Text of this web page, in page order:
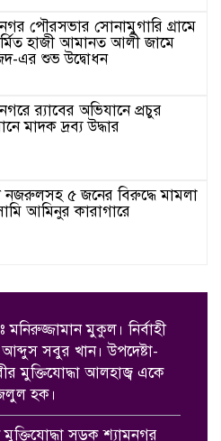
পৌরসভার সোনামুগারি গ্রামে
হাজী আমানত আলী জামে
এর শুভ উদ্বোধন
র‍্যাবের অভিযানে প্রচুর
মাদক দ্রব্য উদ্ধার
নজরুলসহ ৫ জনের বিরুদ্ধে মামলা
আমিনুর কারাগারে
নজরুল ইসলামকে জামায়াতে
জেলা সাহিত্য পরিষদের
রবীন্দ্র-নজরুল জন্মজয়ন্তী
পালন
মুকুল। নির্বাহী
আব্দুস সবুর খান।উপদেষ্টা-
মুক্তিযোদ্ধা আলহাজ্ব একে
হক।
মুক্তিযোদ্ধা সড়ক শ্যামনগর